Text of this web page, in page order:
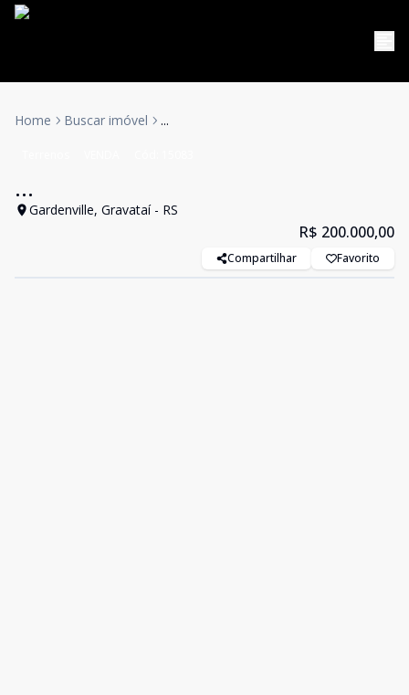
Home Buscar imóvel ...
...
Gardenville, Gravataí - RS
R$ 200.000,00
Compartilhar Favorito